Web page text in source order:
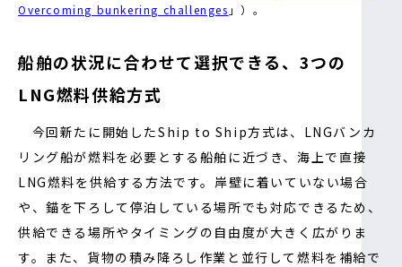
Overcoming bunkering challenges 」）。
船舶の状況に合わせて選択できる、3つの
LNG燃料供給方式
今回新たに開始したShip to Ship方式は、LNGバンカ
リング船が燃料を必要とする船舶に近づき、海上で直接
LNG燃料を供給する方法です。岸壁に着いていない場合
や、錨を下ろして停泊している場所でも対応できるため、
供給できる場所やタイミングの自由度が大きく広がりま
す。また、貨物の積み降ろし作業と並行して燃料を補給で